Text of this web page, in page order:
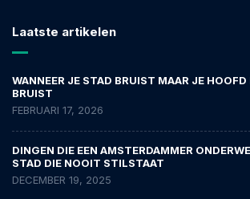
Laatste artikelen
WANNEER JE STAD BRUIST MAAR JE HOOFD
BRUIST
FEBRUARI 17, 2026
DINGEN DIE EEN AMSTERDAMMER
STAD DIE NOOIT STILSTAAT
DECEMBER 19, 2025